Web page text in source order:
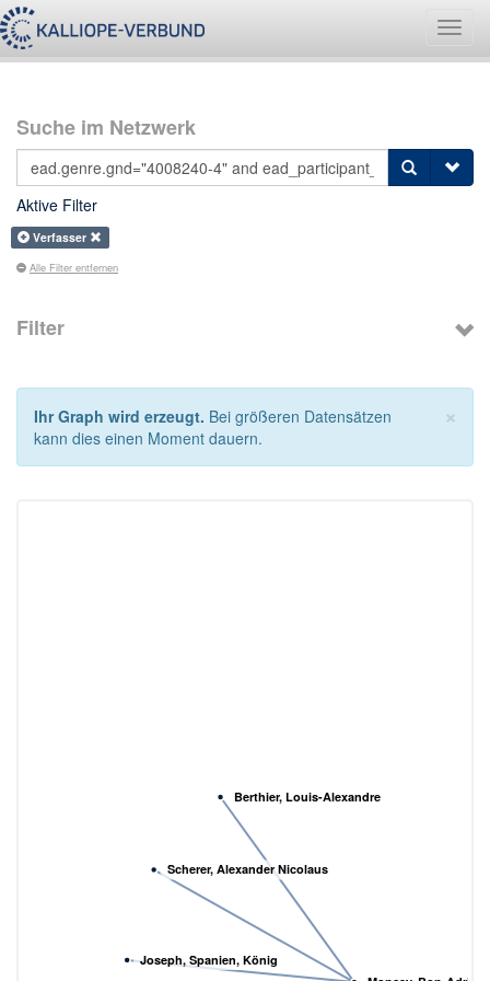
Suche im Netzwerk
Aktive Filter
Verfasser
Alle Filter entfernen
Filter
×
Ihr Graph wird erzeugt. Bei größeren Datensätzen
kann dies einen Moment dauern.
Berthier, Louis-Alexandre
Joseph, Spanien, König
Scherer, Alexander Nicolaus